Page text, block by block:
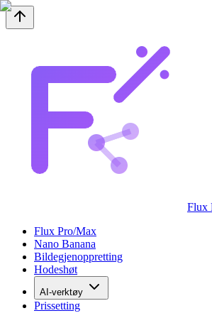
Flux
Flux Pro/Max
Nano Banana
Bildegjenoppretting
Hodeshøt
AI-verktøy
Prissetting